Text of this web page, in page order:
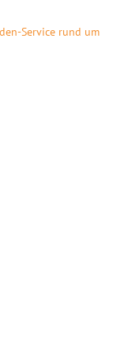
Service rund um